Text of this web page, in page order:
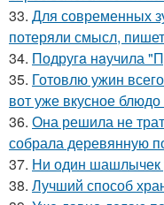
33. Для современных
потеряли смысл,
34. Подругa нaучила
35. Готовлю ужин
вот уже вкусное блюдо
36. Она решила не
собрала деревянную
37. Ни один шашлычек
38. Лучший способ